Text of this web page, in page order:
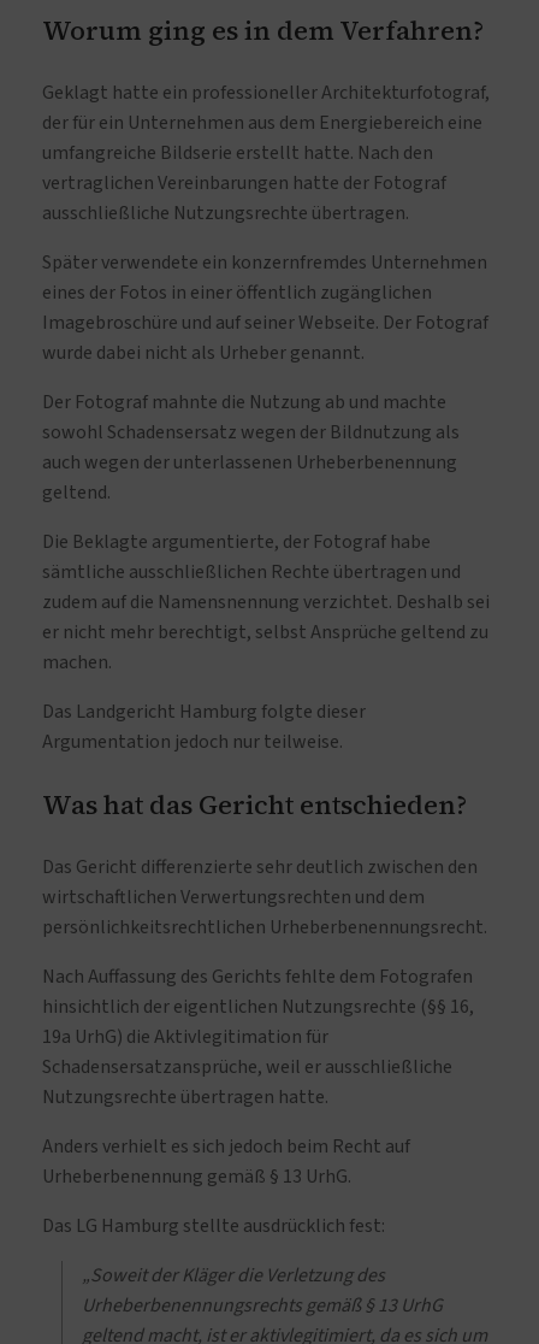
Worum ging es in dem Verfahren?
Geklagt hatte ein professioneller Architekturfotograf,
der für ein Unternehmen aus dem Energiebereich eine
umfangreiche Bildserie erstellt hatte. Nach den
vertraglichen Vereinbarungen hatte der Fotograf
ausschließliche Nutzungsrechte übertragen.
Später verwendete ein konzernfremdes Unternehmen
eines der Fotos in einer öffentlich zugänglichen
Imagebroschüre und auf seiner Webseite. Der Fotograf
wurde dabei nicht als Urheber genannt.
Der Fotograf mahnte die Nutzung ab und machte
sowohl Schadensersatz wegen der Bildnutzung als
auch wegen der unterlassenen Urheberbenennung
geltend.
Die Beklagte argumentierte, der Fotograf habe
sämtliche ausschließlichen Rechte übertragen und
zudem auf die Namensnennung verzichtet. Deshalb sei
er nicht mehr berechtigt, selbst Ansprüche geltend zu
machen.
Das Landgericht Hamburg folgte dieser
Argumentation jedoch nur teilweise.
Was hat das Gericht entschieden?
Das Gericht differenzierte sehr deutlich zwischen den
wirtschaftlichen Verwertungsrechten und dem
persönlichkeitsrechtlichen Urheberbenennungsrecht.
Nach Auffassung des Gerichts fehlte dem Fotografen
hinsichtlich der eigentlichen Nutzungsrechte (§§ 16,
19a UrhG) die Aktivlegitimation für
Schadensersatzansprüche, weil er ausschließliche
Nutzungsrechte übertragen hatte.
Anders verhielt es sich jedoch beim Recht auf
Urheberbenennung gemäß § 13 UrhG.
Das LG Hamburg stellte ausdrücklich fest:
„Soweit der Kläger die Verletzung des
Urheberbenennungsrechts gemäß § 13 UrhG
geltend macht, ist er aktivlegitimiert, da es sich um